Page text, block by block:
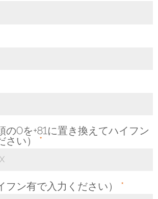
の0を+81に置き換えてハイフン
さい） *
フン有で入力ください） *